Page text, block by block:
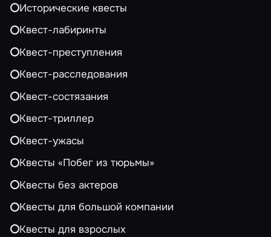
Исторические квесты
Квест-лабиринты
Квест-преступления
Квест-расследования
Квест-состязания
Квест-триллер
Квест-ужасы
Квесты «Побег из тюрьмы»
Квесты без актеров
Квесты для большой компании
Квесты для взрослых